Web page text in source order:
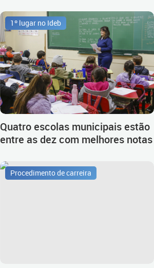
1º lugar no Ideb
Quatro escolas municipais estão
entre as dez com melhores notas
Procedimento de carreira